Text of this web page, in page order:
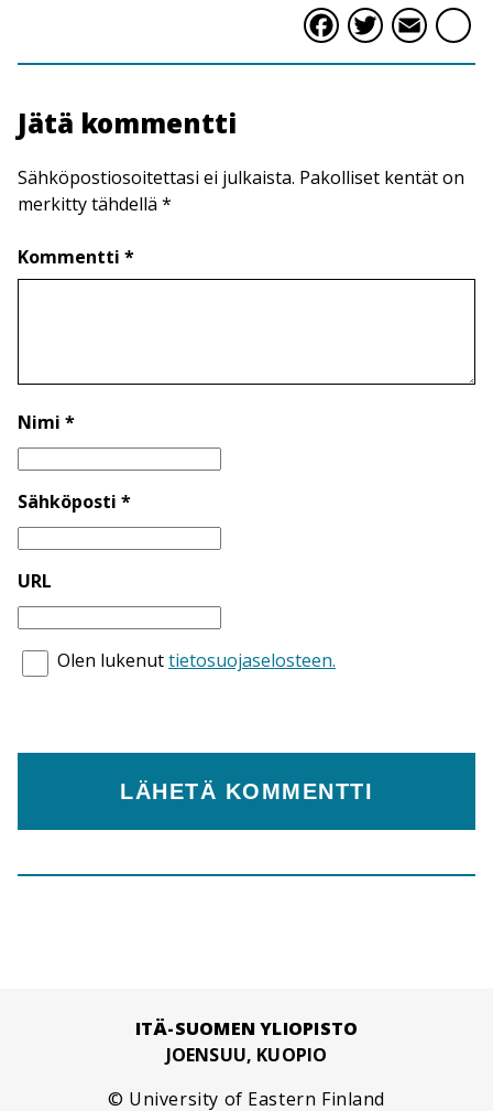
Facebook
Jätä kommentti
Sähköpostiosoitettasi ei julkaista. Pakolliset kentät on
merkitty tähdellä *
Kommentti *
Nimi *
Sähköposti *
URL
Olen lukenuttietosuojaselosteen.
ITÄ-SUOMEN YLIOPISTO
JOENSUU, KUOPIO
© University of Eastern Finland